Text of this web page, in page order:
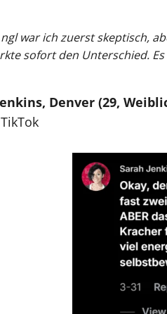
ngl war ich zuerst skeptisch,
sofort den Unterschied.
Denver (29,